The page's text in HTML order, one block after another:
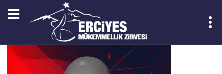
KAYIT OL